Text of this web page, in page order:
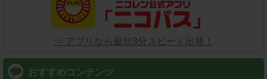
⇒ アプリなら最短3分スピード出発！
おすすめコンテンツ